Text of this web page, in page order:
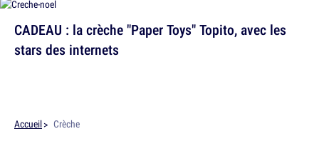
CADEAU : la crèche "Paper Toys" Topito, avec les
stars des internets
Accueil Crèche